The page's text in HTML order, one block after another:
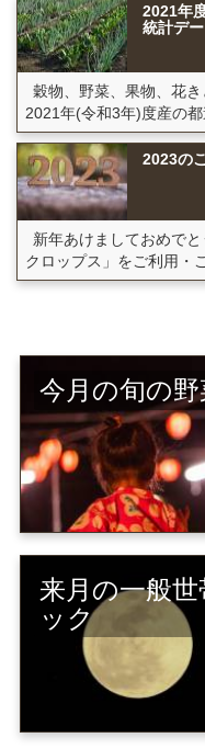
2021年
統計デ
穀物、野菜、果物、花き
2021年(令和3年)度産の都
2023の
新年あけましておめで
クロップス」をご利用・
今月の旬の
来月の一般
ック